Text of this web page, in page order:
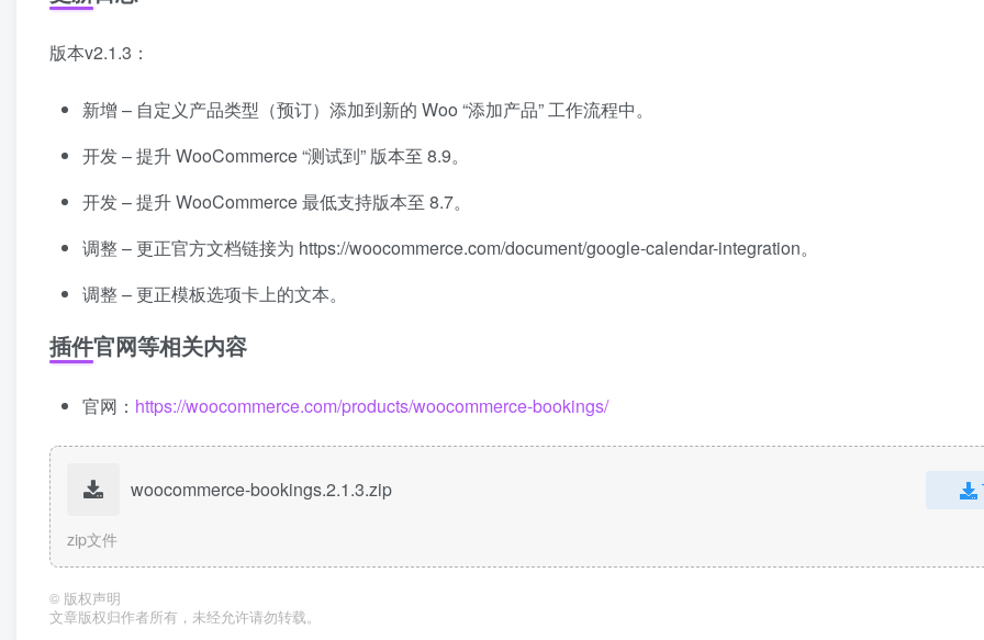
版本v2.1.3：
新增 – 自定义产品类型（预订）添加到新的 Woo “添加产品” 工作流程中。
开发 – 提升 WooCommerce “测试到” 版本至 8.9。
开发 – 提升 WooCommerce 最低支持版本至 8.7。
调整 – 更正官方文档链接为 https://woocommerce.com/document/google-calendar-integration。
调整 – 更正模板选项卡上的文本。
插件官网等相关内容
官网： https://woocommerce.com/products/woocommerce-bookings/
woocommerce-bookings.2.1.3.zip
zip文件
© 版权声明
文章版权归作者所有，未经允许请勿转载。